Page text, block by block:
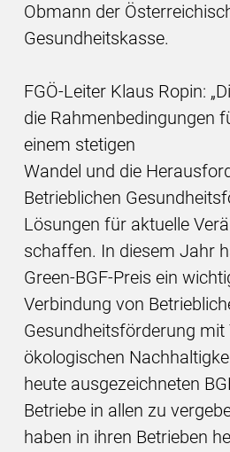
Obmann der
Gesundheitskasse.
FGÖ-Leiter Klaus Ropin:
die Rahmenbedingungen
einem stetigen
Wandel und die
Betrieblichen
Lösungen für aktuelle
schaffen. In diesem Jahr
Green-BGF-Preis ein
Verbindung von
Gesundheitsförderung mit
ökologischen
heute ausgezeichneten
Betriebe in allen zu
haben in ihren Betrieben